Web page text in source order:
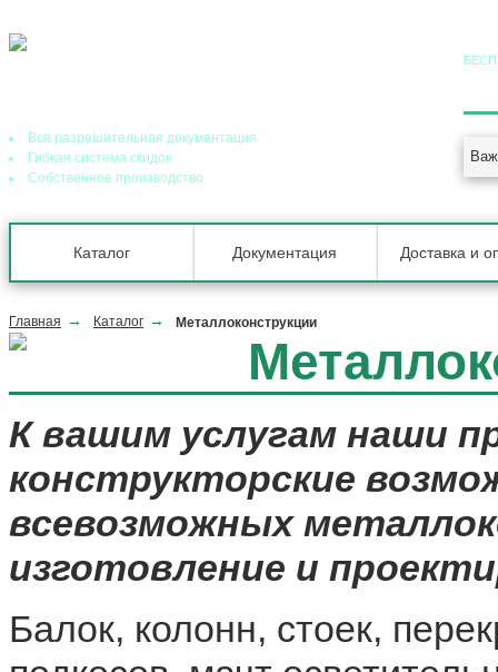
Вся разрешительная документация
Гибкая система скидок
Собственное производство
Каталог Документация Доставка и
Главная Каталог Металлоконструкции
К вашим услугам наши
конструкторские
всевозможных
изготовление и
Балок, колонн, стоек,